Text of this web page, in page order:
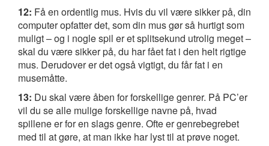
12: Få en ordentlig mus. Hvis du vil være sikker på, din
computer opfatter det, som din mus gør så hurtigt som
muligt – og i nogle spil er et splitsekund utrolig meget –
skal du være sikker på, du har fået fat i den helt rigtige
mus. Derudover er det også vigtigt, du får fat i en
musemåtte.
13: Du skal være åben for forskellige genrer. På PC’er
vil du se alle mulige forskellige navne på, hvad
spillene er for en slags genre. Ofte er genrebegrebet
med til at gøre, at man ikke har lyst til at prøve noget.